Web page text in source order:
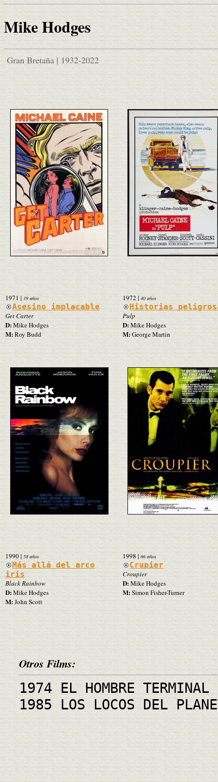
Mike Hodges
Gran Bretaña | 1932-2022
1971 | 39 años
Asesino implacable
Get Carter
D:Mike Hodges
M:Roy Budd
1972 |40 años
Historias
Pulp
D:Mike Hodges
M:George Martin
1990| 58 años
Más allá del arco
iris
Black Rainbow
D:Mike Hodges
M:John Scott
1998 |66 años
Crupier
Croupier
D:Mike Hodges
M:Simon Fisher-Turner
Otros Films:
1974 EL HOMBRE TERMINAL
1985 LOS LOCOS DEL